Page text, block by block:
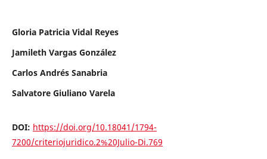
Gloria Patricia Vidal Reyes
Jamileth Vargas González
Carlos Andrés Sanabria
Salvatore Giuliano Varela
DOI: https://doi.org/10.18041/1794-
7200/criteriojuridico.2%20Julio-Di.769